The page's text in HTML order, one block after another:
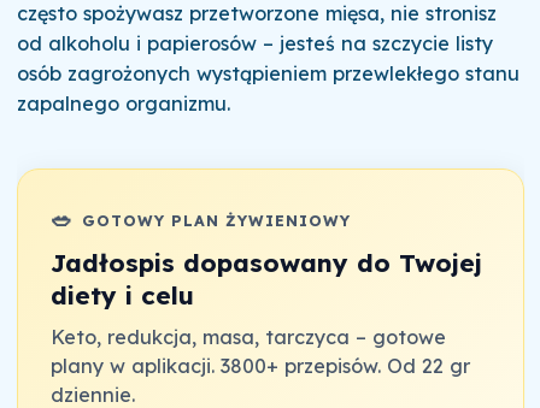
często spożywasz przetworzone mięsa, nie stronisz
od alkoholu i papierosów – jesteś na szczycie listy
osób zagrożonych wystąpieniem przewlekłego stanu
zapalnego organizmu.
🥗 GOTOWY PLAN ŻYWIENIOWY
Jadłospis dopasowany do Twojej
diety i celu
Keto, redukcja, masa, tarczyca – gotowe
plany w aplikacji. 3800+ przepisów. Od 22 gr
dziennie.